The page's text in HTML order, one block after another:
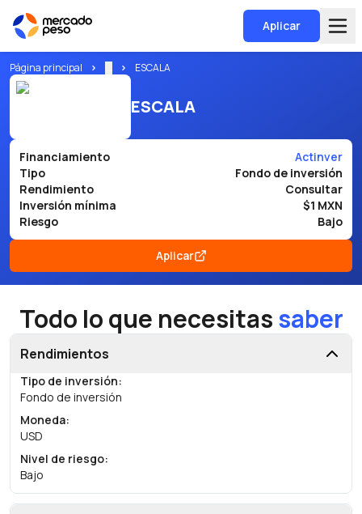
Aplicar
Página principal ESCALA
ESCALA
Financiamiento
Actinver
Tipo
Fondo de inversión
Rendimiento
Consultar
Inversión mínima
$1 MXN
Riesgo
Bajo
Aplicar
Todo lo que necesitassaber
Rendimientos
Tipo de inversión:
Fondo de inversión
Moneda:
USD
Nivel de riesgo:
Bajo